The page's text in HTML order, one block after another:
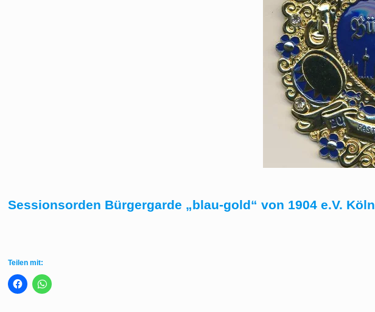
Sessionsorden Bürgergarde „blau-gold“ von 1904 e.V. Köln
Teilen mit: